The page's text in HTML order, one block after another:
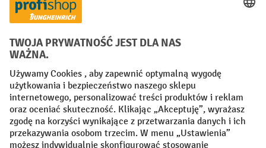
Factura Przedpłata
Sieci społecznościowe
Facebook
YouTube
LinkedIn
Instagram
Regulamin Impressum PL